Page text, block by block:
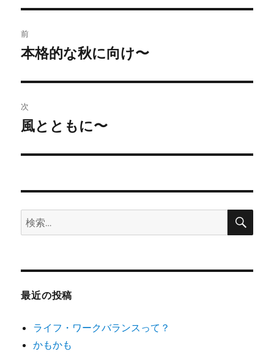
稿
ビ
ゲ
ー
ン
前
前
投
稿:
本格的な秋に向け〜
次
次
投
風とともに〜
検
索:
検
最近の投稿
ライフ・ワークバランスって？
かもかも